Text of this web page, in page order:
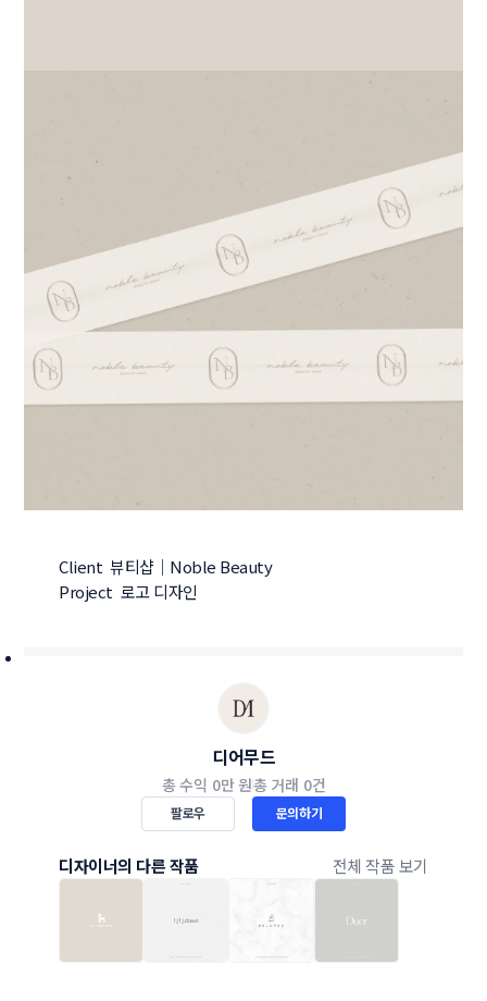
Client  뷰티샵｜Noble Beauty
Project  로고 디자인
디어무드
총 수익 0만 원총 거래 0건
팔로우 문의하기
디자이너의 다른 작품 전체 작품 보기